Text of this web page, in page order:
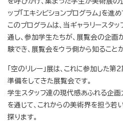
ップ「エキシビションプログラム」を進め
このプログラムは、当ギャラリースタ
通し、参加学生たちが、展覧会の企画
験でき、展覧会をウラ側から知ること
「空のリレー」展は、これに参加した
準備をしてきた展覧会です。
学生スタッフ達の現代感あふれる企
を通じて、これからの美術界を担う若
探ります。